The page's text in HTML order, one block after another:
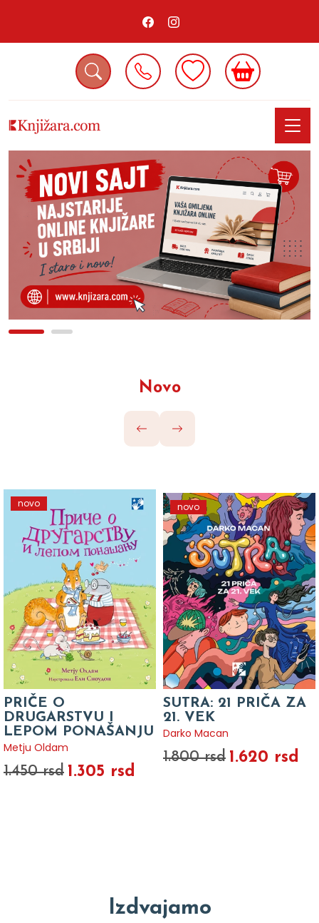
Novo
novo
PRIČE O
DRUGARSTVU I
LEPOM PONAŠANJU
Metju Oldam
1.450 rsd 1.305 rsd
novo
SUTRA: 21 PRIČA ZA
21. VEK
Darko Macan
1.800 rsd 1.620 rsd
Izdvajamo